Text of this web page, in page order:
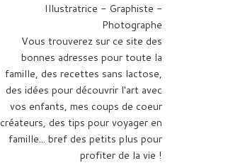
Illustratrice - Graphiste -
Photographe
Vous trouverez sur ce site des
bonnes adresses pour toute la
famille, des recettes sans lactose,
des idées pour découvrir l'art avec
vos enfants, mes coups de coeur
créateurs, des tips pour voyager en
famille... bref des petits plus pour
profiter de la vie !